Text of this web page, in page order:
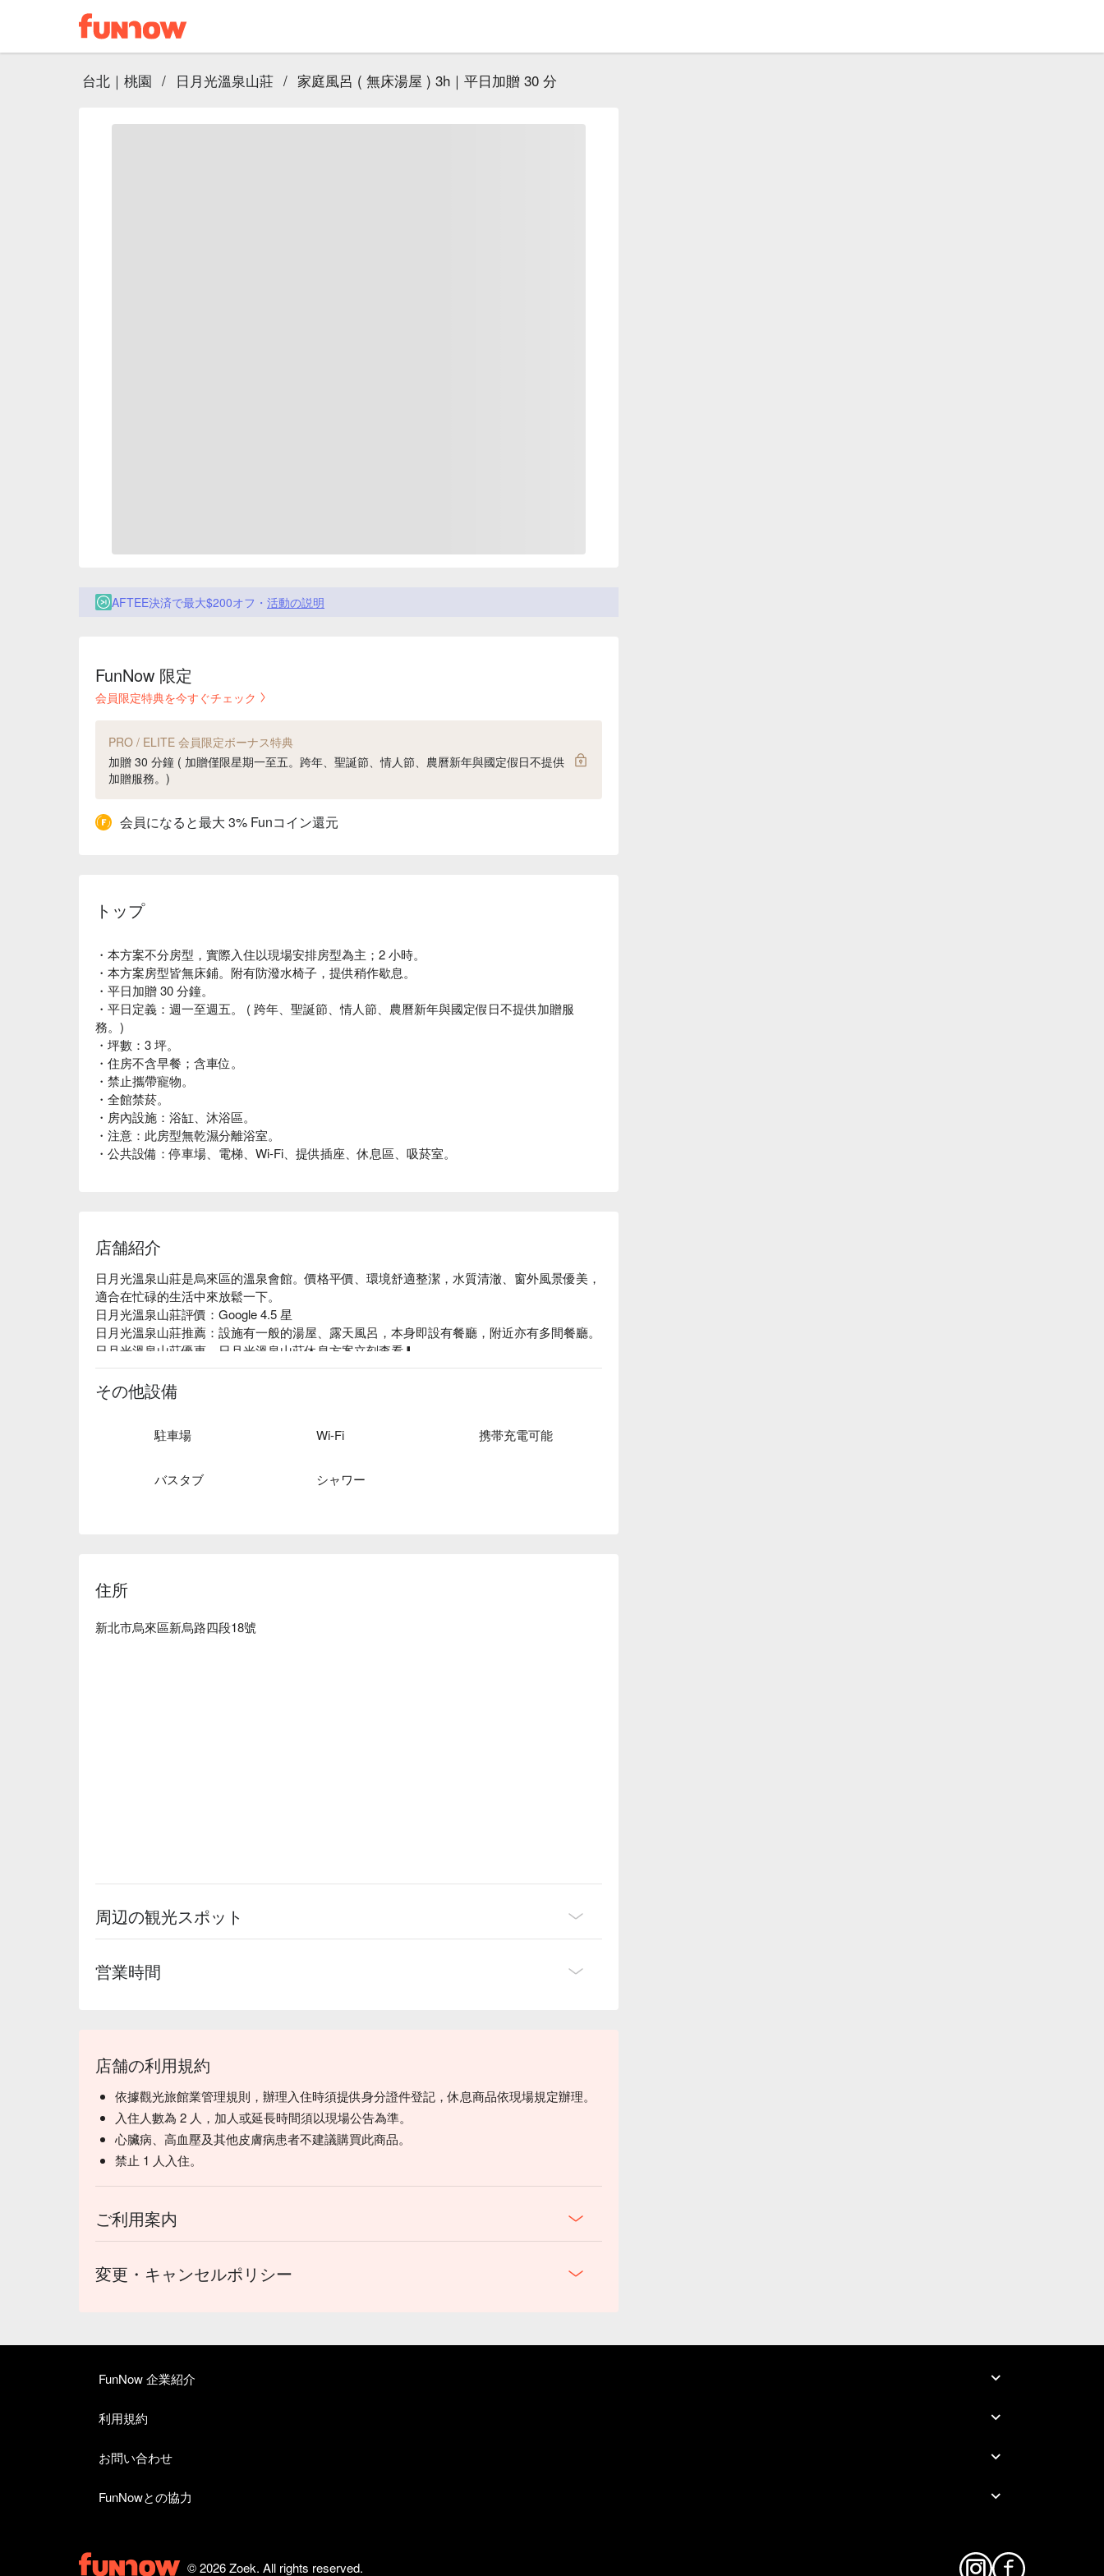
台北｜桃園 / 日月光溫泉山莊 / 家庭風呂 ( 無床湯屋 ) 3h｜平日加贈 30 分
AFTEE決済で最大$200オフ・ 活動の説明
FunNow 限定
会員限定特典を今すぐチェック
PRO / ELITE 会員限定ボーナス特典
加贈 30 分鐘 ( 加贈僅限星期一至五。跨年、聖誕節、情人節、農曆新年與國定假日不提供
加贈服務。)
会員になると最大 3% Funコイン還元
トップ
・本方案不分房型，實際入住以現場安排房型為主；2 小時。
・本方案房型皆無床鋪。附有防潑水椅子，提供稍作歇息。
・平日加贈 30 分鐘。
・平日定義：週一至週五。 ( 跨年、聖誕節、情人節、農曆新年與國定假日不提供加贈服
務。)
・坪數：3 坪。
・住房不含早餐；含車位。
・禁止攜帶寵物。
・全館禁菸。
・房內設施：浴缸、沐浴區。
・注意：此房型無乾濕分離浴室。
・公共設備：停車場、電梯、Wi-Fi、提供插座、休息區、吸菸室。
店舗紹介
日月光溫泉山莊是烏來區的溫泉會館。價格平價、環境舒適整潔，水質清澈、窗外風景優美，
適合在忙碌的生活中來放鬆一下。
日月光溫泉山莊評價：Google 4.5 星
日月光溫泉山莊推薦：設施有一般的湯屋、露天風呂，本身即設有餐廳，附近亦有多間餐廳。
日月光溫泉山莊優惠、日月光溫泉山莊休息方案立刻查看⬇︎
その他設備
駐車場 Wi-Fi 携帯充電可能
バスタブ シャワー
住所
新北市烏來區新烏路四段18號
周辺の観光スポット
営業時間
店舗の利用規約
依據觀光旅館業管理規則，辦理入住時須提供身分證件登記，休息商品依現場規定辦理。
入住人數為 2 人，加人或延長時間須以現場公告為準。
心臟病、高血壓及其他皮膚病患者不建議購買此商品。
禁止 1 人入住。
ご利用案内
変更・キャンセルポリシー
FunNow 企業紹介
利用規約
お問い合わせ
FunNowとの協力
© 2026 Zoek. All rights reserved.